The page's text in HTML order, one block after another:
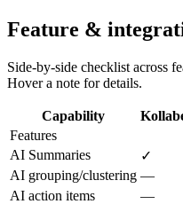
Feature &
Side-by-side checklist across
Hover a note for details.
Capability
Features
AI Summaries
✓
AI grouping/clustering —
AI action items
—